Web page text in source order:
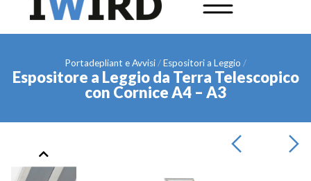
Portadepliant e Avvisi Espositori a Leggio
Espositore a Leggio da Terra Telescopico
con Cornice A4 – A3